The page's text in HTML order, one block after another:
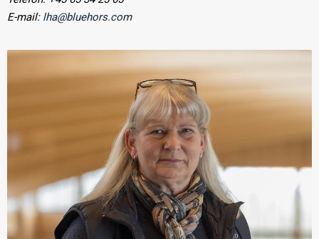
E-mail: lha@bluehors.com